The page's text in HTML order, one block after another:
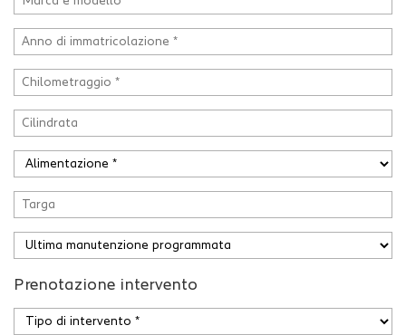
Prenotazione intervento